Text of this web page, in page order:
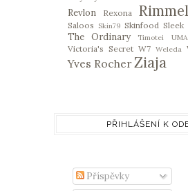
Revlon Rexona Rimmel
Saloos
Skin79 Skinfood Sleek
The Ordinary Timotei UMA
Victoria's Secret W7 Weleda
Yves Rocher Ziaja
PŘIHLÁŠENÍ K
Příspěvky